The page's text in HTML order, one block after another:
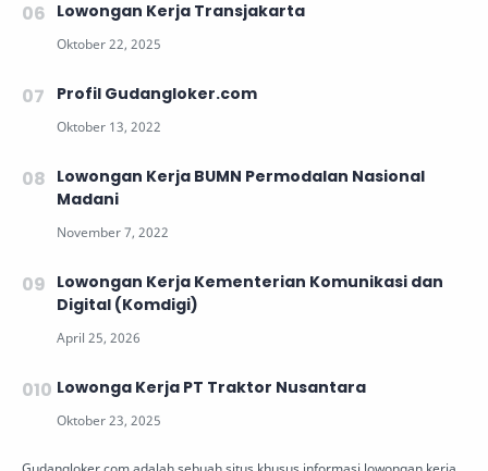
Lowongan Kerja Transjakarta
Profil Gudangloker.com
Lowongan Kerja BUMN Permodalan Nasional
Madani
Lowongan Kerja Kementerian Komunikasi dan
Digital (Komdigi)
Lowonga Kerja PT Traktor Nusantara